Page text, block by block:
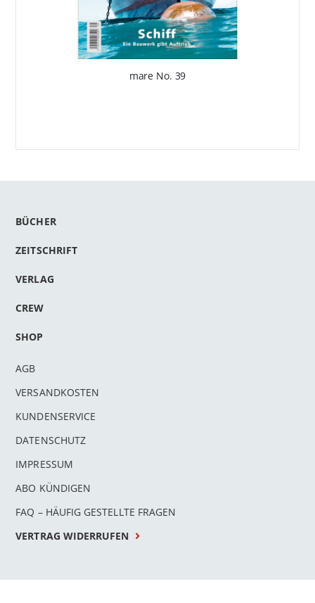
mare No. 39
BÜCHER
ZEITSCHRIFT
VERLAG
CREW
SHOP
AGB
VERSANDKOSTEN
KUNDENSERVICE
DATENSCHUTZ
IMPRESSUM
ABO KÜNDIGEN
FAQ – HÄUFIG GESTELLTE FRAGEN
VERTRAG WIDERRUFEN